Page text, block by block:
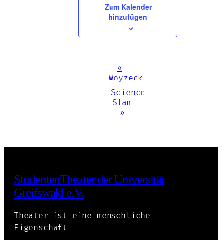
Zum Kalender
hinzufügen
Veranstaltung-
Navigation
«
Woyzeck
Science
Slam
»
StudentenTheater der Universität
Greifswald e.V.
Theater ist eine menschliche
Eigenschaft